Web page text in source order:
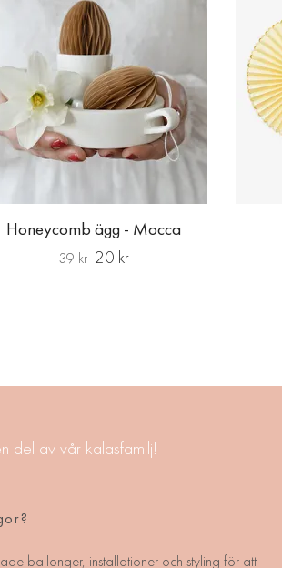
Honeycomb ägg - Mocca
39 kr 20 kr
del av vår kalasfamilj!
ballonger, installationer och styling för att